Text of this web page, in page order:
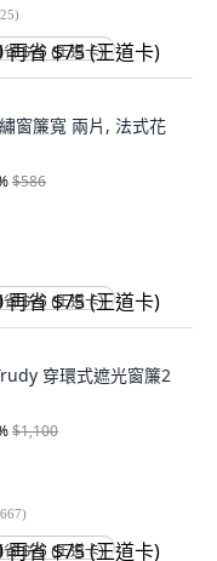
)
$75 (王道卡)
窗簾寬 兩片, 法式花
$586
$75 (王道卡)
穿環式遮光窗簾2
$1,100
)
$75 (王道卡)